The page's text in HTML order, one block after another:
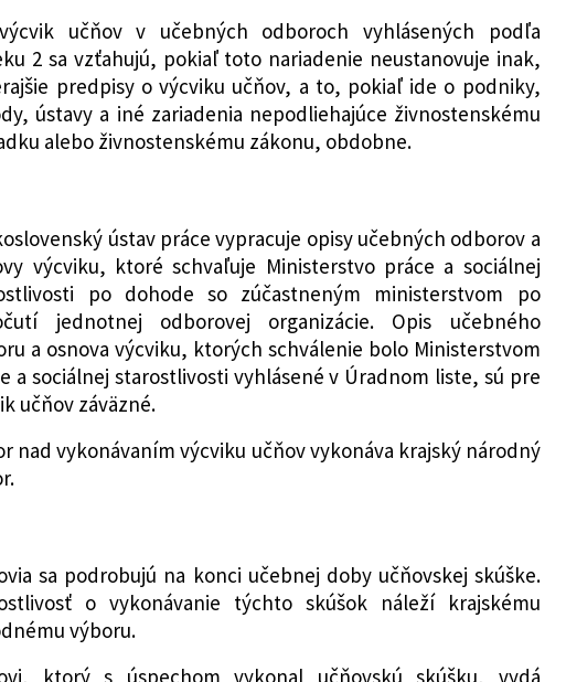
učňov v učebných odboroch vyhlásených podľa
2 sa vzťahujú, pokiaľ toto nariadenie neustanovuje inak,
predpisy o výcviku učňov, a to, pokiaľ ide o podniky,
ústavy a iné zariadenia nepodliehajúce živnostenskému
alebo živnostenskému zákonu, obdobne.
ústav práce vypracuje opisy učebných odborov a
výcviku, ktoré schvaľuje Ministerstvo práce a sociálnej
po dohode so zúčastneným ministerstvom po
jednotnej odborovej organizácie. Opis učebného
a osnova výcviku, ktorých schválenie bolo Ministerstvom
a sociálnej starostlivosti vyhlásené v Úradnom liste, sú pre
učňov záväzné.
nad vykonávaním výcviku učňov vykonáva krajský národný
sa podrobujú na konci učebnej doby učňovskej skúške.
o vykonávanie týchto skúšok náleží krajskému
výboru.
ktorý s úspechom vykonal učňovskú skúšku, vydá